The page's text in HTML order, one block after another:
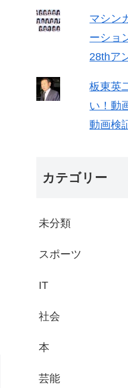
マシン
ーショ
28thア
板東英
い！動
動画検
カテゴリー
未分類
スポーツ
IT
社会
本
芸能